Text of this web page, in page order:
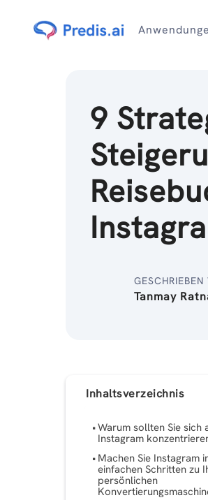
9
GESCHRIEBEN
Tanmay
Inhaltsverzeichnis
Warum sollten Sie sich
Instagram
Machen Sie Instagram
einfachen Schritten zu
persönlichen